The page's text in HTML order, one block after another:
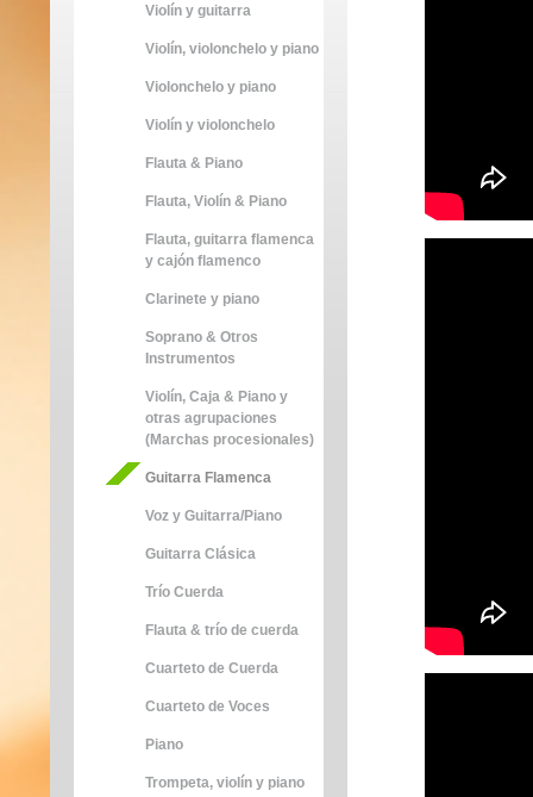
Violín y guitarra
Violín, violonchelo y piano
Violonchelo y piano
Violín y violonchelo
Flauta & Piano
Flauta, Violín & Piano
Flauta, guitarra flamenca
y cajón flamenco
Clarinete y piano
Soprano & Otros
Instrumentos
Violín, Caja & Piano y
otras agrupaciones
(Marchas procesionales)
Guitarra Flamenca
Voz y Guitarra/Piano
Guitarra Clásica
Trío Cuerda
Flauta & trío de cuerda
Cuarteto de Cuerda
Cuarteto de Voces
Piano
Trompeta, violín y piano